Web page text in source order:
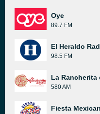
Oye
89.7 FM
El Heraldo
98.5 FM
La Rancherita
580 AM
Fiesta